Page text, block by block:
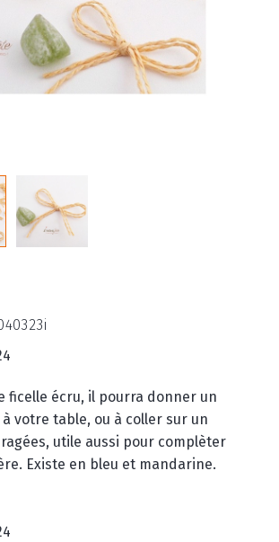
ficelle écru, il pourra donner un
votre table, ou à coller sur un
utile aussi pour complèter
Existe en bleu et mandarine.